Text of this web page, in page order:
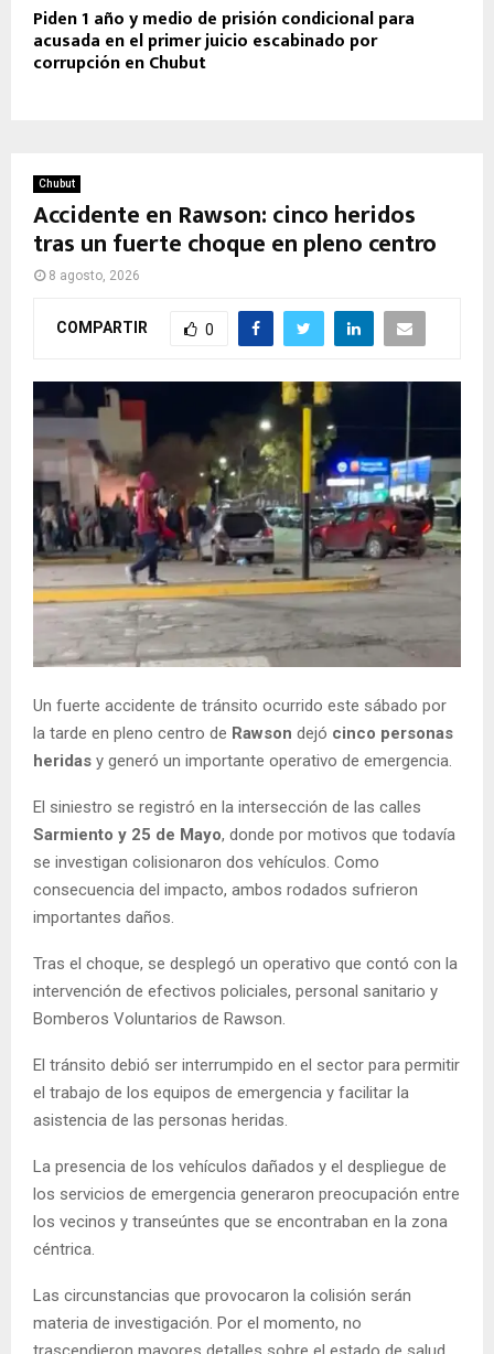
Piden 1 año y medio de prisión condicional para
acusada en el primer juicio escabinado por
corrupción en Chubut
Chubut
Accidente en Rawson: cinco heridos
tras un fuerte choque en pleno centro
8 agosto, 2026
COMPARTIR 0
Un fuerte accidente de tránsito ocurrido este sábado por
la tarde en pleno centro de Rawson dejó cinco personas
heridas y generó un importante operativo de emergencia.
El siniestro se registró en la intersección de las calles
Sarmiento y 25 de Mayo, donde por motivos que todavía
se investigan colisionaron dos vehículos. Como
consecuencia del impacto, ambos rodados sufrieron
importantes daños.
Tras el choque, se desplegó un operativo que contó con la
intervención de efectivos policiales, personal sanitario y
Bomberos Voluntarios de Rawson.
El tránsito debió ser interrumpido en el sector para permitir
el trabajo de los equipos de emergencia y facilitar la
asistencia de las personas heridas.
La presencia de los vehículos dañados y el despliegue de
los servicios de emergencia generaron preocupación entre
los vecinos y transeúntes que se encontraban en la zona
céntrica.
Las circunstancias que provocaron la colisión serán
materia de investigación. Por el momento, no